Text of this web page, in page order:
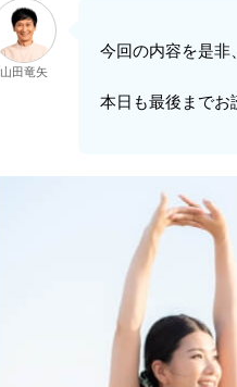
山田竜矢
今回の内容を是非
本日も最後までお